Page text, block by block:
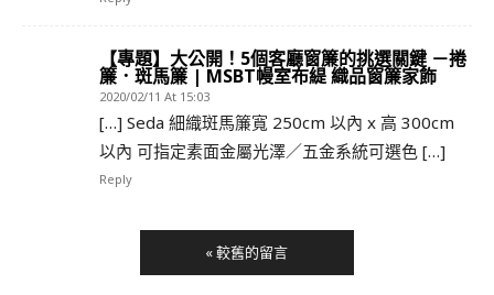
【專題】大公開！5個客廳窗簾的挑選關鍵 －捲
簾．斑馬簾 | MSBT幔室布緹 織品窗簾家飾
2020/02/11 At 15:03
[…] Seda 細織斑馬簾寬 250cm 以內 x 高 300cm
以內 可指定素面金屬光澤／五金系統可選色 […]
Reply
« 較舊的留言